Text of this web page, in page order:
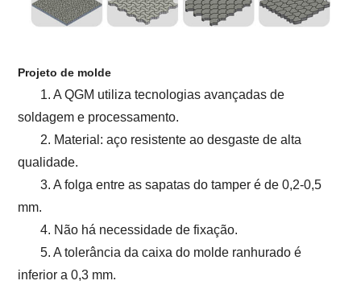
Projeto de molde
1. A QGM utiliza tecnologias avançadas de
soldagem e processamento.
2. Material: aço resistente ao desgaste de alta
qualidade.
3. A folga entre as sapatas do tamper é de 0,2-0,5
mm.
4. Não há necessidade de fixação.
5. A tolerância da caixa do molde ranhurado é
inferior a 0,3 mm.